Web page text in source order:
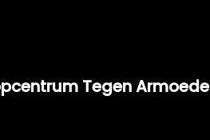
Tegen Armoede